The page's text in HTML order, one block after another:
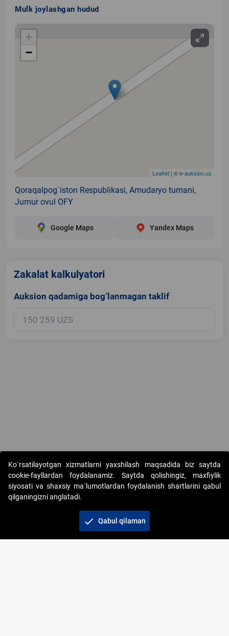
Mulk joylashgan hudud
+
−
Leaflet | ©e-auksion.uz
Qoraqalpog`iston Respublikasi, Amudaryo tumani,
Jumur ovul OFY
Google Maps Yandex Maps
Zakalat kalkulyatori
Auksion qadamiga bog‘lanmagan taklif
Copyright © 2017-2026. "Elektron onlayn-auksionlarni tashkil etish"
AJ. Barcha huquqlar himoyalangan
+998 71 202-21-11
Ko`rsatilayotgan xizmatlarni yaxshilash maqsadida biz saytda
cookie-fayllardan foydalanamiz. Saytda qolishingiz, maxfiylik
siyosati va shaxsiy ma`lumotlardan foydalanish shartlarini qabul
qilganingizni anglatadi.
check Qabul qilaman